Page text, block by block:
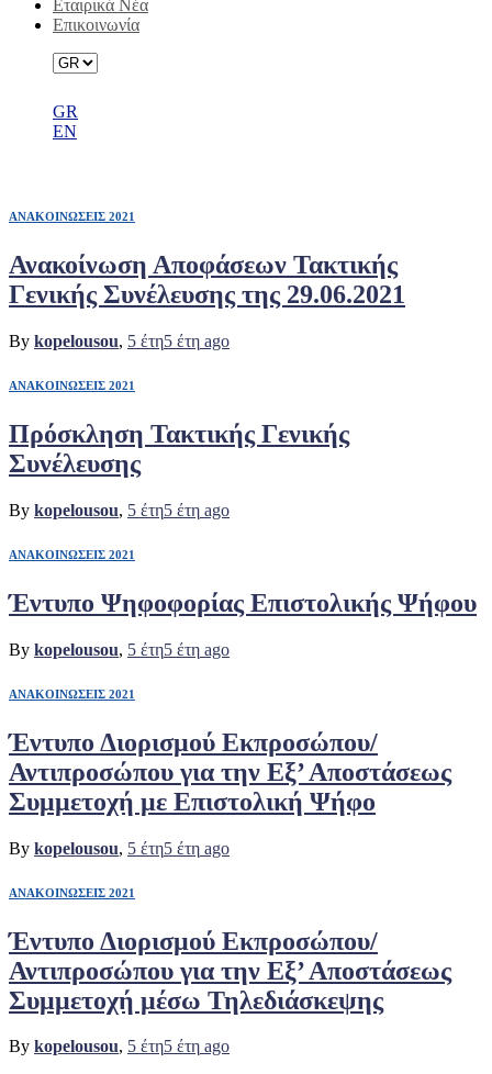
Εταιρικά Νέα
Επικοινωνία
GR
EN
ΑΝΑΚΟΙΝΩΣΕΙΣ 2021
Ανακοίνωση Αποφάσεων Τακτικής
Γενικής Συνέλευσης της 29.06.2021
By kopelousou, 5 έτη5 έτη ago
ΑΝΑΚΟΙΝΩΣΕΙΣ 2021
Πρόσκληση Τακτικής Γενικής
Συνέλευσης
By kopelousou, 5 έτη5 έτη ago
ΑΝΑΚΟΙΝΩΣΕΙΣ 2021
Έντυπο Ψηφοφορίας Επιστολικής Ψήφου
By kopelousou, 5 έτη5 έτη ago
ΑΝΑΚΟΙΝΩΣΕΙΣ 2021
Έντυπο Διορισμού Εκπροσώπου/
Αντιπροσώπου για την Εξ’ Αποστάσεως
Συμμετοχή με Επιστολική Ψήφο
By kopelousou, 5 έτη5 έτη ago
ΑΝΑΚΟΙΝΩΣΕΙΣ 2021
Έντυπο Διορισμού Εκπροσώπου/
Αντιπροσώπου για την Εξ’ Αποστάσεως
Συμμετοχή μέσω Τηλεδιάσκεψης
By kopelousou, 5 έτη5 έτη ago